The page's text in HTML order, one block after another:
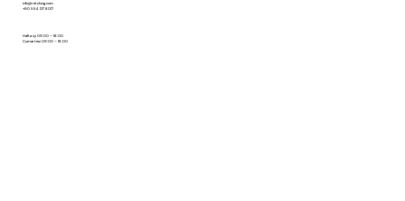
info@retzking.com
+90 554 137 8017
Hafta içi 09:00 – 18:00
Cumartesi 09:00 – 18:00